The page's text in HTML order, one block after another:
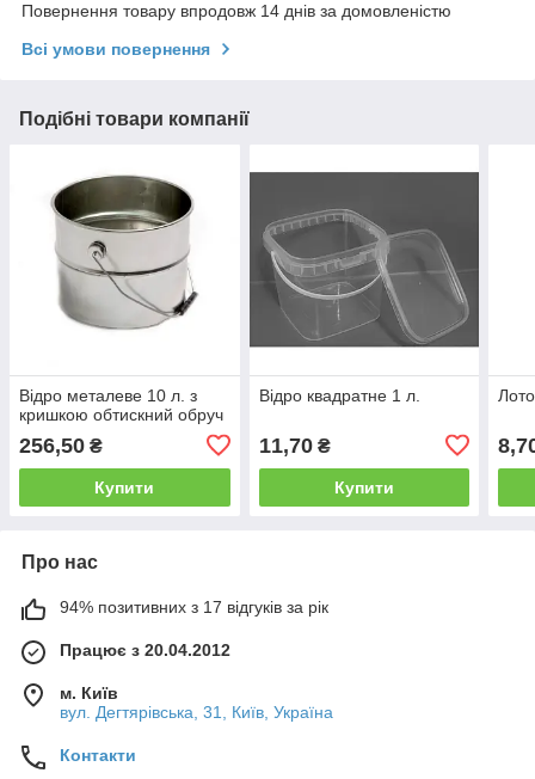
Повернення товару впродовж 14 днів за домовленістю
Всі умови повернення
Подібні товари компанії
Відро металеве 10 л. з
кришкою обтискний обруч
256,50 ₴
Купити
Відро квадратне 1 л.
11,70₴
Купити
Про нас
94% позитивних з 17 відгуків за рік
Працює з 20.04.2012
м. Київ
вул. Дегтярівська, 31, Київ, Україна
Контакти